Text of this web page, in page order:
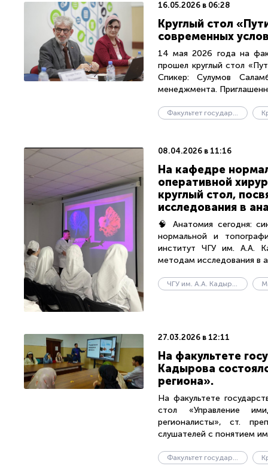
16.05.2026 в 06:28
Круглый стол
современных
14 мая 2026 года на
прошел круглый стол
Спикер: Сулумов
менеджмента.
Факультет государственного управления
08.04.2026 в 11:16
На кафедре
оперативной
круглый стол,
исследования в
🧠 Анатомия сегодня:
нормальной и
институт ЧГУ им. А.А.
методам исследования в
ЧГУ им. А.А. Кадырова
27.03.2026 в 12:11
На факультете
Кадырова
региона».
На факультете
стол «Управление
регионалисты», ст.
слушателей с понятием
Факультет государственного управления